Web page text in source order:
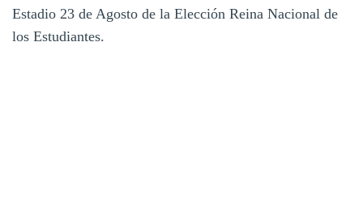
Estadio 23 de Agosto de la Elección Reina Nacional de
los Estudiantes.